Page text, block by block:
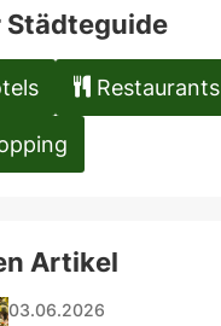
Städteguide
Restaurants
Artikel
03.06.2026